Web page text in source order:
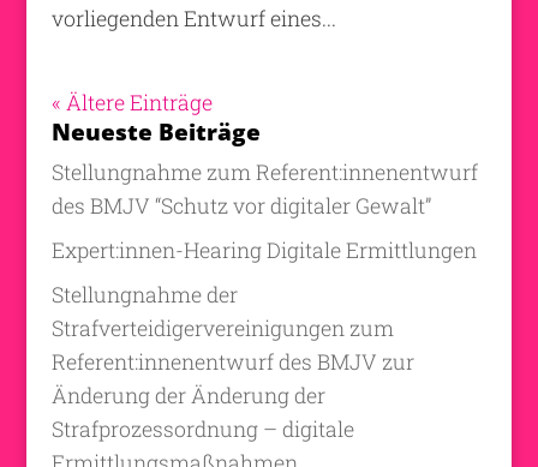
vorliegenden Entwurf eines...
« Ältere Einträge
Neueste Beiträge
Stellungnahme zum Referent:innenentwurf
des BMJV “Schutz vor digitaler Gewalt”
Expert:innen-Hearing Digitale Ermittlungen
Stellungnahme der
Strafverteidigervereinigungen zum
Referent:innenentwurf des BMJV zur
Änderung der Änderung der
Strafprozessordnung – digitale